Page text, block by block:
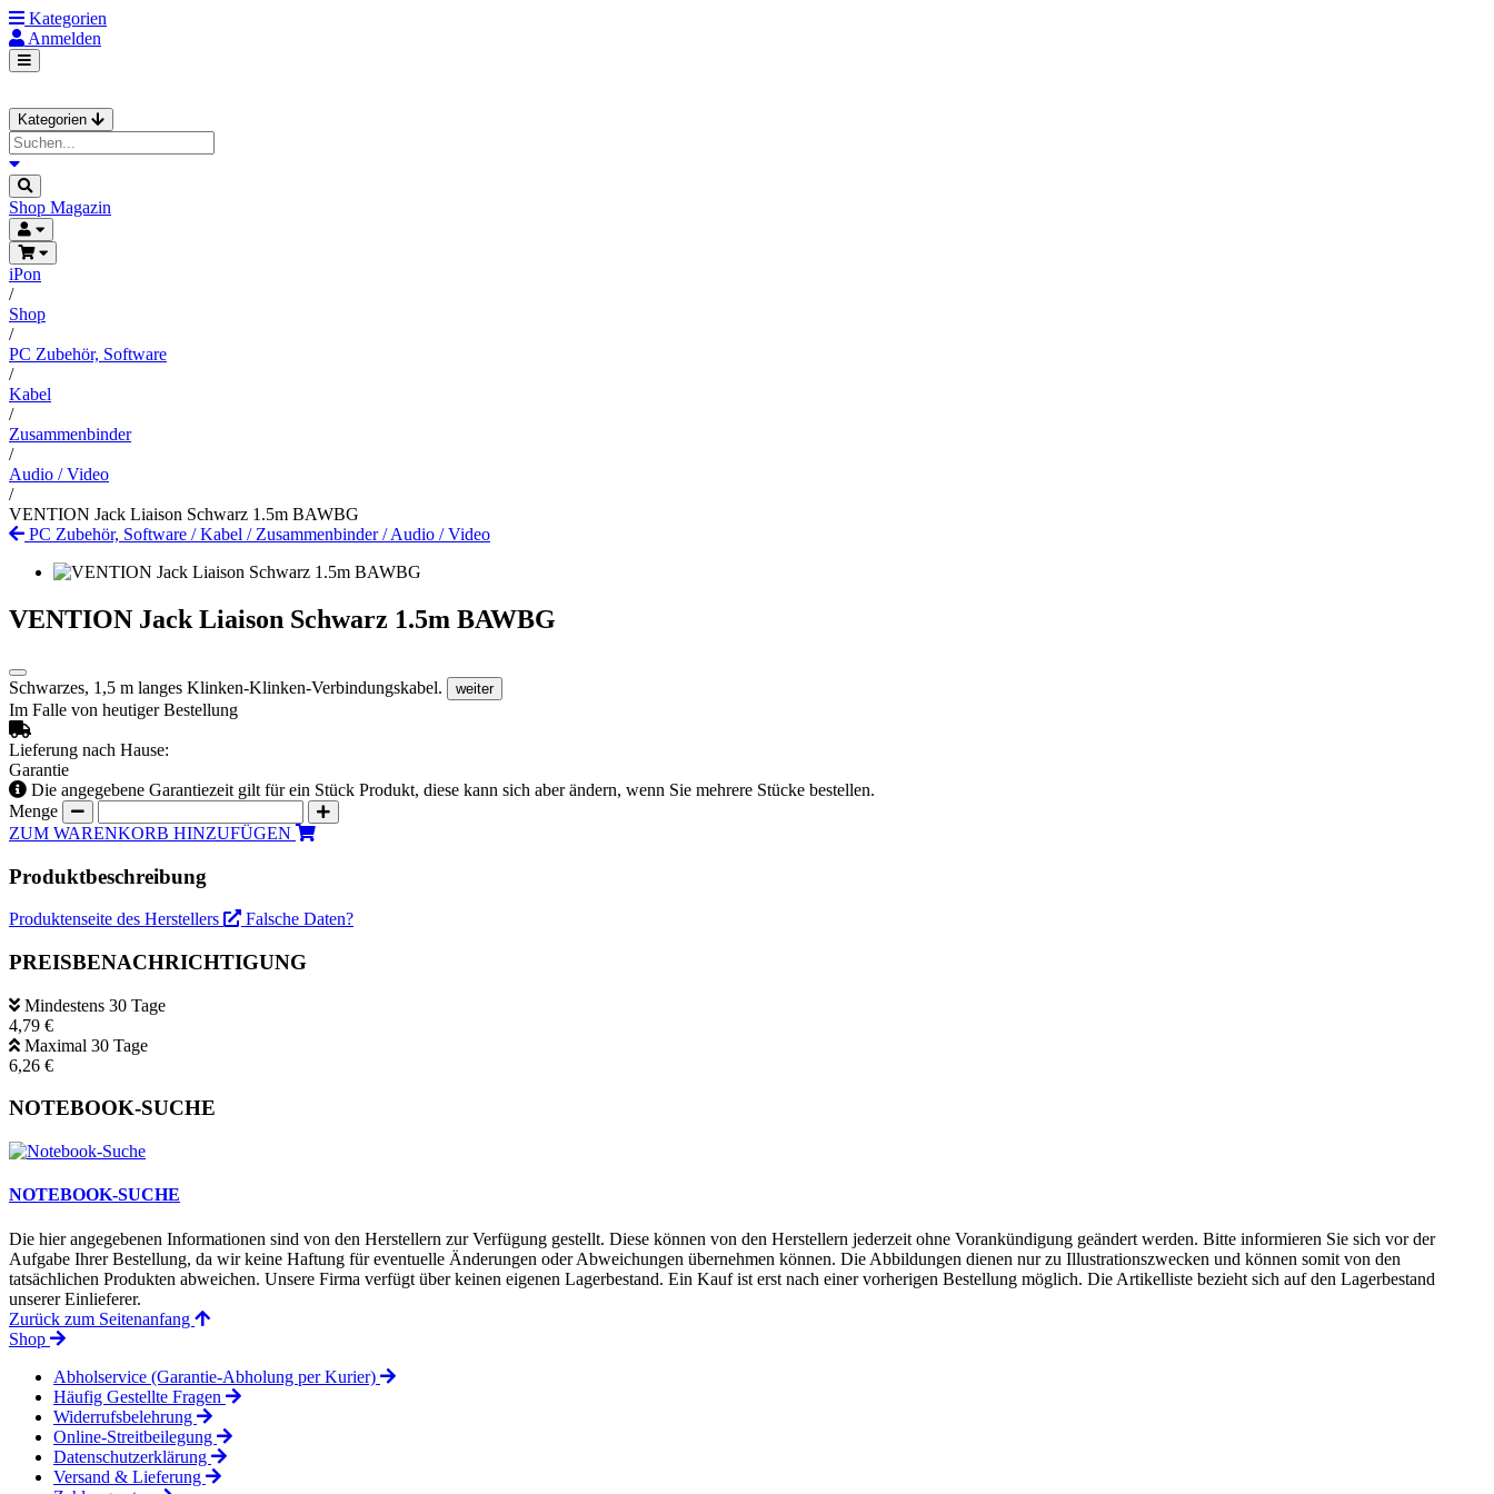
Kategorien
Anmelden
Kategorien
Shop Magazin
iPon
/
Shop
/
PC Zubehör, Software
/
Kabel
/
Zusammenbinder
/
Audio / Video
/
VENTION Jack Liaison Schwarz 1.5m BAWBG
PC Zubehör, Software /Kabel / Zusammenbinder/Audio / Video
VENTION Jack Liaison Schwarz 1.5m BAWBG
Schwarzes, 1,5 m langes Klinken-Klinken-Verbindungskabel. weiter
Im Falle von heutiger Bestellung
Lieferung nach Hause:
Garantie
Die angegebene Garantiezeit gilt für ein Stück Produkt, diese kann sich aber ändern, wenn Sie mehrere Stücke bestellen.
Menge
ZUM WARENKORB HINZUFÜGEN
Produktbeschreibung
Produktenseite des Herstellers Falsche Daten?
PREISBENACHRICHTIGUNG
Mindestens 30 Tage
4,79 €
Maximal 30 Tage
6,26 €
NOTEBOOK-SUCHE
NOTEBOOK-SUCHE
Die hier angegebenen Informationen sind von den Herstellern zur Verfügung gestellt. Diese können von den Herstellern jederzeit ohne Vorankündigung geändert werden. Bitte informieren Sie sich vor der
Aufgabe Ihrer Bestellung, da wir keine Haftung für eventuelle Änderungen oder Abweichungen übernehmen können. Die Abbildungen dienen nur zu Illustrationszwecken und können somit von den
tatsächlichen Produkten abweichen. Unsere Firma verfügt über keinen eigenen Lagerbestand. Ein Kauf ist erst nach einer vorherigen Bestellung möglich. Die Artikelliste bezieht sich auf den Lagerbestand
unserer Einlieferer.
Zurück zum Seitenanfang
Shop
Abholservice (Garantie-Abholung per Kurier)
Häufig Gestellte Fragen
Widerrufsbelehrung
Online-Streitbeilegung
Datenschutzerklärung
Versand & Lieferung